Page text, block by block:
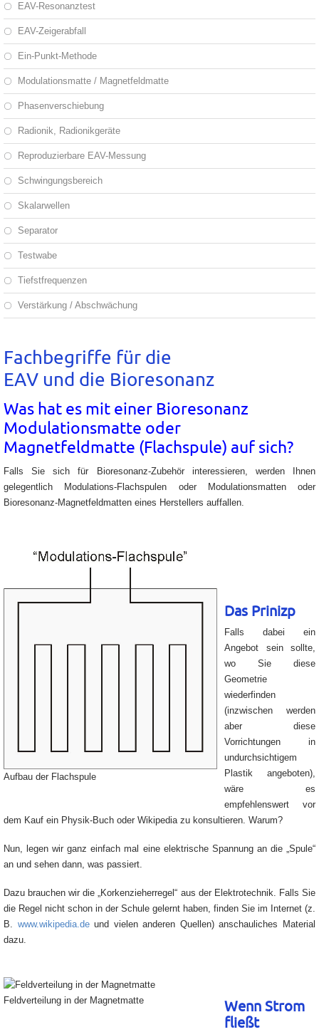
EAV-Resonanztest
EAV-Zeigerabfall
Ein-Punkt-Methode
Modulationsmatte / Magnetfeldmatte
Phasenverschiebung
Radionik, Radionikgeräte
Reproduzierbare EAV-Messung
Schwingungsbereich
Skalarwellen
Separator
Testwabe
Tiefstfrequenzen
Verstärkung / Abschwächung
Fachbegriffe für die
EAV und die Bioresonanz
Was hat es mit einer Bioresonanz
Modulationsmatte oder
Magnetfeldmatte (Flachspule) auf sich?
Falls Sie sich für Bioresonanz-Zubehör interessieren, werden Ihnen
gelegentlich Modulations-Flachspulen oder Modulationsmatten oder
Bioresonanz-Magnetfeldmatten eines Herstellers auffallen.
Aufbau der Flachspule
Das Prinizp
Falls dabei ein
Angebot sein sollte,
wo Sie diese
Geometrie
wiederfinden
(inzwischen werden
aber diese
Vorrichtungen in
undurchsichtigem
Plastik angeboten),
wäre es
empfehlenswert vor
dem Kauf ein Physik-Buch oder Wikipedia zu konsultieren. Warum?
Nun, legen wir ganz einfach mal eine elektrische Spannung an die „Spule“
an und sehen dann, was passiert.
Dazu brauchen wir die „Korkenzieherregel“ aus der Elektrotechnik. Falls Sie
die Regel nicht schon in der Schule gelernt haben, finden Sie im Internet (z.
B. www.wikipedia.deund vielen anderen Quellen) anschauliches Material
dazu.
Feldverteilung in der Magnetmatte
Wenn Strom
fließt